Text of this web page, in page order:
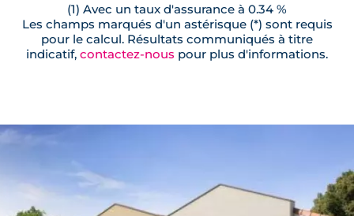
(1) Avec un taux d'assurance à 0.34 %
Les champs marqués d'un astérisque (*) sont requis
pour le calcul. Résultats communiqués à titre
indicatif, contactez-nous pour plus d'informations.